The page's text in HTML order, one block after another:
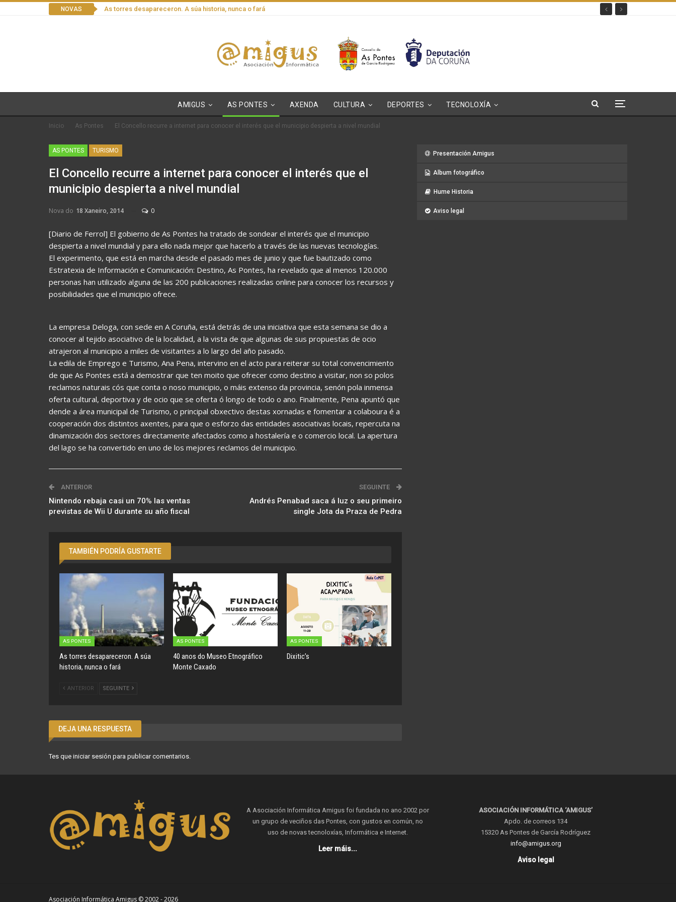
NOVAS As torres desapareceron. A súa historia, nunca o fará
AMIGUS AS PONTES AXENDA CULTURA DEPORTES TECNOLOXÍA
Inicio As Pontes El Concello recurre a internet para conocer el interés que el municipio despierta a nivel mundial
AS PONTES TURISMO
El Concello recurre a internet para conocer el interés que el
municipio despierta a nivel mundial
Nova do 18 Xaneiro, 2014 0
[Diario de Ferrol] El gobierno de As Pontes ha tratado de sondear el interés que el municipio
despierta a nivel mundial y para ello nada mejor que hacerlo a través de las nuevas tecnologías.
El experimento, que está en marcha desde el pasado mes de junio y que fue bautizado como
Estratexia de Información e Comunicación: Destino, As Pontes, ha revelado que al menos 120.000
personas han utilizado alguna de las 200 publicaciones realizadas online para conocer los recursos y
posibilidades que el municipio ofrece.
La empresa Deloga, con sede en A Coruña, está detrás de una iniciativa que esta semana se dio a
conocer al tejido asociativo de la localidad, a la vista de que algunas de sus propuestas de ocio
atrajeron al municipio a miles de visitantes a lo largo del año pasado.
La edila de Emprego e Turismo, Ana Pena, intervino en el acto para reiterar su total convencimiento
de que As Pontes está a demostrar que ten moito que ofrecer como destino a visitar, non so polos
reclamos naturais cós que conta o noso municipio, o máis extenso da provincia, senón pola inmensa
oferta cultural, deportiva y de ocio que se oferta ó longo de todo o ano. Finalmente, Pena apuntó que
dende a área municipal de Turismo, o principal obxectivo destas xornadas e fomentar a colaboura é a
cooperación dos distintos axentes, para que o esforzo das entidades asociativas locais, repercuta na
dinamización dos sectores directamente afectados como a hostalería e o comercio local. La apertura
del lago se ha convertido en uno de los mejores reclamos del municipio.
ANTERIOR
Nintendo rebaja casi un 70% las ventas
previstas de Wii U durante su año fiscal
SEGUINTE
Andrés Penabad saca á luz o seu primeiro
single Jota da Praza de Pedra
TAMBIÉN PODRÍA GUSTARTE
AS PONTES
As torres desapareceron. A súa
historia, nunca o fará
AS PONTES
40 anos do Museo Etnográfico
Monte Caxado
AS PONTES
Dixitic’s
ANTERIOR SEGUINTE
DEJA UNA RESPUESTA
Tes que iniciar sesión para publicar comentarios.
Presentación Amigus
Album fotográfico
Hume Historia
Aviso legal
A Asociación Informática Amigus foi fundada no ano 2002 por
un grupo de veciños das Pontes, con gustos en común, no
uso de novas tecnoloxías, Informática e Internet.
Leer máis...
ASOCIACIÓN INFORMÁTICA ‘AMIGUS’
Apdo. de correos 134
15320 As Pontes de García Rodríguez
info@amigus.org
Aviso legal
Asociación Informática Amigus © 2002 - 2026